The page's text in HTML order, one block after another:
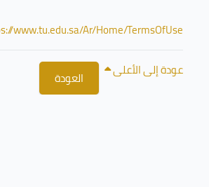
www.tu.edu.sa/Ar/Home/TermsOfUse
العودة عودة إلى الأعلى